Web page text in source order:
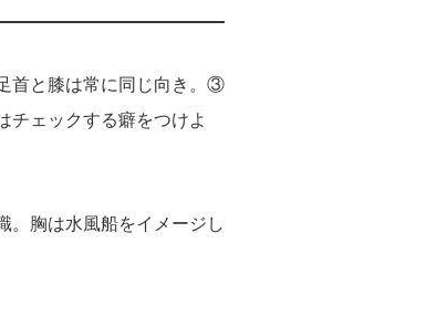
首と膝は常に同じ向き。③
チェックする癖をつけよ
。胸は水風船をイメージし